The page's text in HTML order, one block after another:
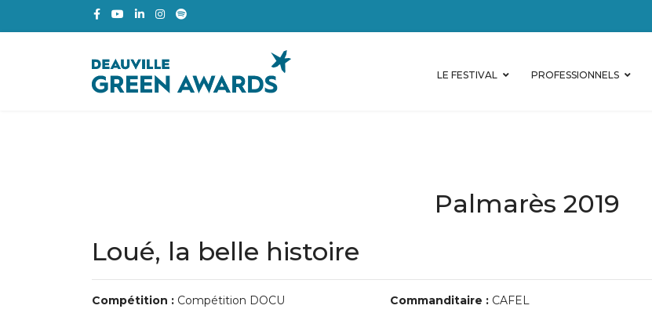
LE FESTIVAL PROFESSIONNELS
Palmarès 2019
Loué, la belle histoire
Compétition : Compétition DOCU
Commanditaire : CAFEL